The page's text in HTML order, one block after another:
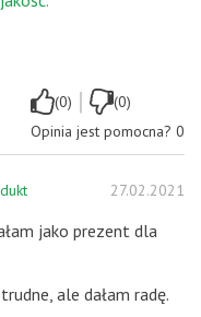
(0) |
(0)
Opinia jest pomocna? 0
27.02.2021
jako prezent dla
ale dałam radę.